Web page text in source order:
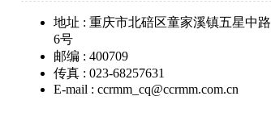
地址 : 重庆市北碚区童家溪镇五星中路
6号
邮编 : 400709
传真: 023-68257631
E-mail : ccrmm_cq@ccrmm.com.cn